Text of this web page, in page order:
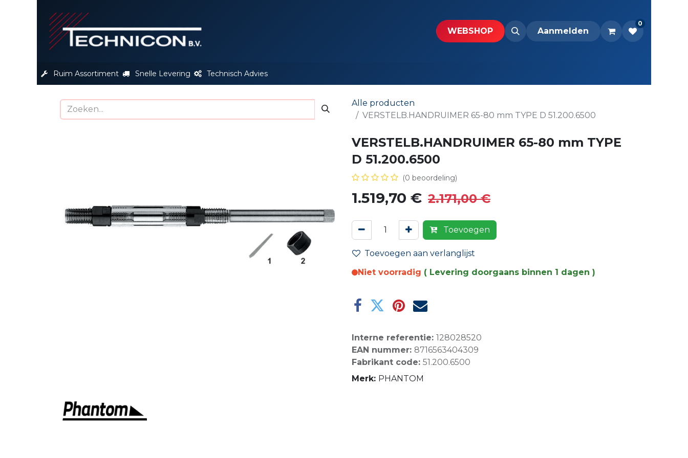
Contact Downloads
WEBS​H​​OP​​ Aanmelden
0
Ruim Assortiment Snelle Levering Technisch Advies
Alle producten
VERSTELB.HANDRUIMER 65-80 mm TYPE D 51.200.6500
VERSTELB.HANDRUIMER 65-80 mm TYPE
D 51.200.6500
(0 beoordeling)
1.519,70 € 2.171,00€
Toevoegen
Toevoegen aan verlanglijst
Niet voorradig ( Levering doorgaans binnen 1 dagen )
Interne referentie: 128028520
EAN nummer: 8716563404309
Fabrikant code: 51.200.6500
Merk: PHANTOM